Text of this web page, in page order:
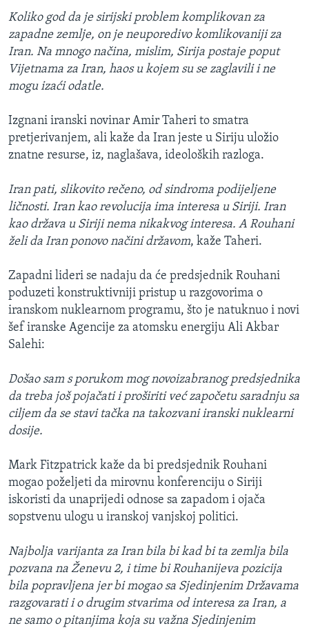
Koliko god da je sirijski problem komplikovan za
zapadne zemlje, on je neuporedivo komlikovaniji za
Iran. Na mnogo načina, mislim, Sirija postaje poput
Vijetnama za Iran, haos u kojem su se zaglavili i ne
mogu izaći odatle.
Izgnani iranski novinar Amir Taheri to smatra
pretjerivanjem, ali kaže da Iran jeste u Siriju uložio
znatne resurse, iz, naglašava, ideoloških razloga.
Iran pati, slikovito rečeno, od sindroma podijeljene
ličnosti. Iran kao revolucija ima interesa u Siriji. Iran
kao država u Siriji nema nikakvog interesa. A Rouhani
želi da Iran ponovo načini državom, kaže Taheri.
Zapadni lideri se nadaju da će predsjednik Rouhani
poduzeti konstruktivniji pristup u razgovorima o
iranskom nuklearnom programu, što je natuknuo i novi
šef iranske Agencije za atomsku energiju Ali Akbar
Salehi:
Došao sam s porukom mog novoizabranog predsjednika
da treba još pojačati i proširiti već započetu saradnju sa
ciljem da se stavi tačka na takozvani iranski nuklearni
dosije.
Mark Fitzpatrick kaže da bi predsjednik Rouhani
mogao poželjeti da mirovnu konferenciju o Siriji
iskoristi da unaprijedi odnose sa zapadom i ojača
sopstvenu ulogu u iranskoj vanjskoj politici.
Najbolja varijanta za Iran bila bi kad bi ta zemlja bila
pozvana na Ženevu 2, i time bi Rouhanijeva pozicija
bila popravljena jer bi mogao sa Sjedinjenim Državama
razgovarati i o drugim stvarima od interesa za Iran, a
ne samo o pitanjima koja su važna Sjedinjenim